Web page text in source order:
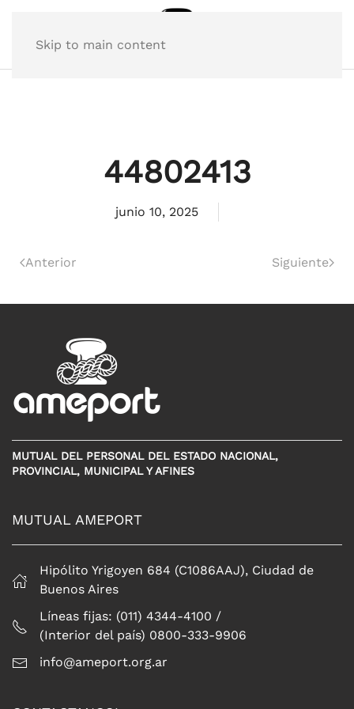
Skip to main content
44802413
junio 10, 2025
Anterior Siguiente
MUTUAL DEL PERSONAL DEL ESTADO NACIONAL,
PROVINCIAL, MUNICIPAL Y AFINES
MUTUAL AMEPORT
Hipólito Yrigoyen 684 (C1086AAJ), Ciudad de
Buenos Aires
Líneas fijas: (011) 4344-4100 /
(Interior del país) 0800-333-9906
info@ameport.org.ar